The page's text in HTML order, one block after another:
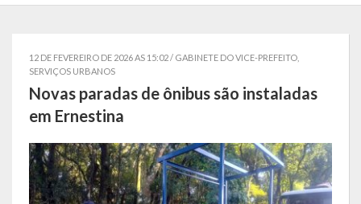
Símbolos
Telefones Úteis
Secretarias
Estrutura organizacional
12 DE FEVEREIRO DE 2026 AS 15:02 / GABINETE DO VICE-PREFEITO
SERVIÇOS URBANOS
Novas paradas de ônibus são instaladas
em Ernestina